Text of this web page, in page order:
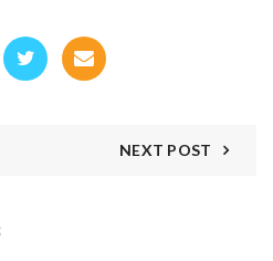
NEXT POST